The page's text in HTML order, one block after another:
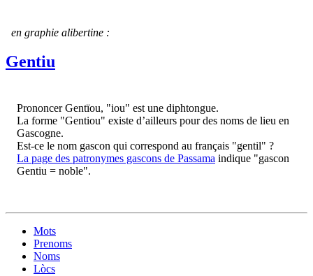
en graphie alibertine :
Gentiu
Prononcer Gentïou, "iou" est une diphtongue.
La forme "Gentiou" existe d’ailleurs pour des noms de lieu en
Gascogne.
Est-ce le nom gascon qui correspond au français "gentil" ?
La page des patronymes gascons de Passama indique "gascon
Gentiu = noble".
Mots
Prenoms
Noms
Lòcs